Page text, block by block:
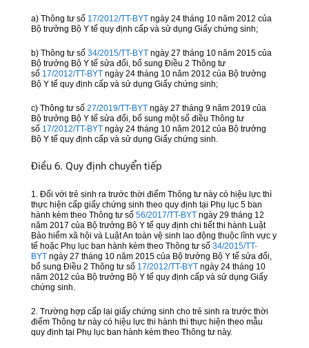
a) Thông tư số 17/2012/TT-BYTngày 24 tháng 10 năm 2012 của
Bộ trưởng Bộ Y tế quy định cấp và sử dụng Giấy chứng sinh;
b) Thông tư số 34/2015/TT-BYTngày 27 tháng 10 năm 2015 của
Bộ trưởng Bộ Y tế sửa đổi, bổ sung Điều 2 Thông tư
số 17/2012/TT-BYTngày 24 tháng 10 năm 2012 của Bộ trưởng
Bộ Y tế quy định cấp và sử dụng Giấy chứng sinh;
c) Thông tư số 27/2019/TT-BYTngày 27 tháng 9 năm 2019 của
Bộ trưởng Bộ Y tế sửa đổi, bổ sung một số điều Thông tư
số 17/2012/TT-BYTngày 24 tháng 10 năm 2012 của Bộ trưởng
Bộ Y tế quy định cấp và sử dụng Giấy chứng sinh.
Điều 6. Quy định chuyển tiếp
1. Đối với trẻ sinh ra trước thời điểm Thông tư này có hiệu lực thì
thực hiện cấp giấy chứng sinh theo quy định tại Phụ lục 5 ban
hành kèm theo Thông tư số 56/2017/TT-BYTngày 29 tháng 12
năm 2017 của Bộ trưởng Bộ Y tế quy định chi tiết thi hành Luật
Bảo hiểm xã hội và Luật An toàn vệ sinh lao động thuộc lĩnh vực y
tế hoặc Phụ lục ban hành kèm theo Thông tư số 34/2015/TT-
BYTngày 27 tháng 10 năm 2015 của Bộ trưởng Bộ Y tế sửa đổi,
bổ sung Điều 2 Thông tư số 17/2012/TT-BYTngày 24 tháng 10
năm 2012 của Bộ trưởng Bộ Y tế quy định cấp và sử dụng Giấy
chứng sinh.
2. Trường hợp cấp lại giấy chứng sinh cho trẻ sinh ra trước thời
điểm Thông tư này có hiệu lực thi hành thì thực hiện theo mẫu
quy định tại Phụ lục ban hành kèm theo Thông tư này.